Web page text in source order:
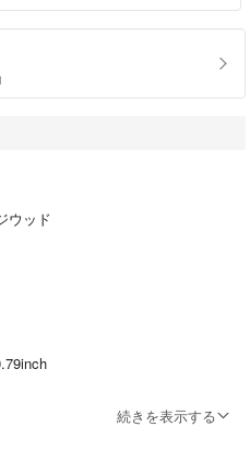
ウッド
続きを表示する